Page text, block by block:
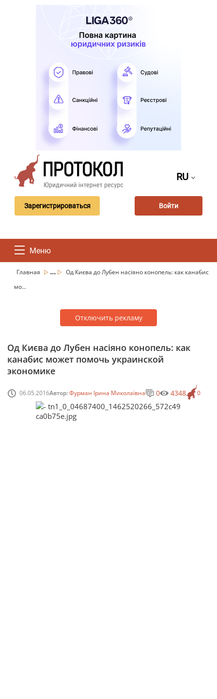
RU
Зарегистрироваться Войти
Меню
Главная ...
Од Києва до Лубен насіяно конопель: как канабис
мо...
Отключить рекламу
Од Києва до Лубен насіяно конопель: как
канабис может помочь украинской
экономике
06.05.2016Автор:Фурман Ірина Миколаївна 0
0 4348